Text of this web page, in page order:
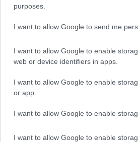
purposes.
I want to allow Google to send me
I want to allow Google to enable
web or device identifiers in apps.
I want to allow Google to enable
or app.
I want to allow Google to enable
I want to allow Google to enable
Hanson nyakába. Csodálatos
a győztesek. Azzal innen